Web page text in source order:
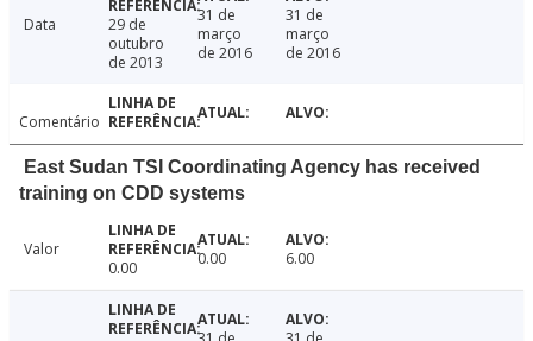
Data
29 de
outubro
de 2013
31 de
março
de 2016
31 de
março
de 2016
Comentário
East Sudan TSI Coordinating Agency has received
training on CDD systems
Valor
0.00
0.00 6.00